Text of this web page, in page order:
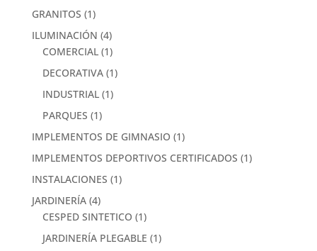
GRANITOS (1)
ILUMINACIÓN (4)
COMERCIAL (1)
DECORATIVA (1)
INDUSTRIAL (1)
PARQUES (1)
IMPLEMENTOS DE GIMNASIO (1)
IMPLEMENTOS DEPORTIVOS CERTIFICADOS (1)
INSTALACIONES (1)
JARDINERÍA (4)
CESPED SINTETICO (1)
JARDINERÍA PLEGABLE (1)